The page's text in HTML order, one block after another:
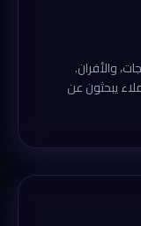
والأفران.
يبحثون عن